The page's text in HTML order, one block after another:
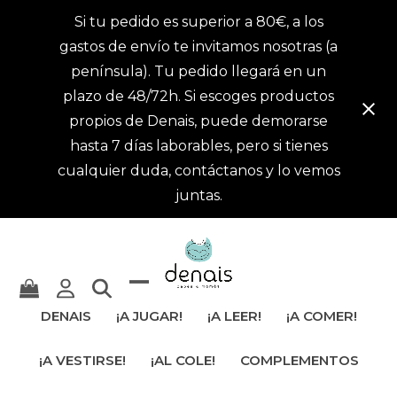
Si tu pedido es superior a 80€, a los
gastos de envío te invitamos nosotras (a
península). Tu pedido llegará en un
plazo de 48/72h. Si escoges productos
propios de Denais, puede demorarse
hasta 7 días laborables, pero si tienes
cualquier duda, contáctanos y lo vemos
juntas.
ocultar
móvil
DENAIS ¡A JUGAR! ¡A LEER! ¡A COMER!
¡A VESTIRSE! ¡AL COLE! COMPLEMENTOS